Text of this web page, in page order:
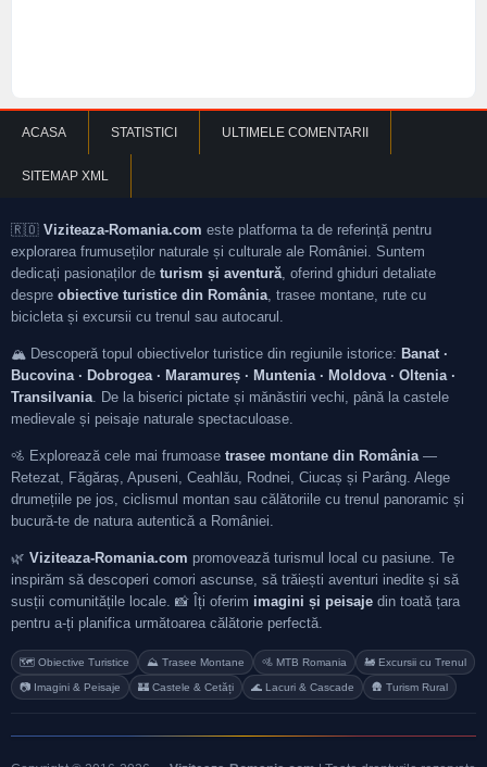
ACASA STATISTICI ULTIMELE COMENTARII
SITEMAP XML
🇷🇴 Viziteaza-Romania.com este platforma ta de referință pentru
explorarea frumuseților naturale și culturale ale României. Suntem
dedicați pasionaților de turism și aventură, oferind ghiduri detaliate
despre obiective turistice din România, trasee montane, rute cu
bicicleta și excursii cu trenul sau autocarul.
🏔️ Descoperă topul obiectivelor turistice din regiunile istorice: Banat ·
Bucovina · Dobrogea · Maramureș · Muntenia · Moldova · Oltenia ·
Transilvania. De la biserici pictate și mănăstiri vechi, până la castele
medievale și peisaje naturale spectaculoase.
🚵 Explorează cele mai frumoase trasee montane din România—
Retezat, Făgăraș, Apuseni, Ceahlău, Rodnei, Ciucaș și Parâng. Alege
drumețiile pe jos, ciclismul montan sau călătoriile cu trenul panoramic și
bucură-te de natura autentică a României.
🌿 Viziteaza-Romania.com promovează turismul local cu pasiune. Te
inspirăm să descoperi comori ascunse, să trăiești aventuri inedite și să
susții comunitățile locale. 📸 Îți oferim imagini și peisaje din toată țara
pentru a-ți planifica următoarea călătorie perfectă.
🗺️ Obiective Turistice ⛰️ Trasee Montane 🚵 MTB Romania 🚂 Excursii cu Trenul
📷 Imagini & Peisaje 🏰 Castele & Cetăți 🌊 Lacuri & Cascade 🛖 Turism Rural